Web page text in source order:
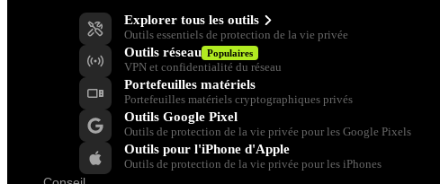
Explorer tous les outils
Outils essentiels de protection de la vie privée
Outils réseau Populaires
VPN et confidentialité du réseau
Portefeuilles matériels
Portefeuilles matériels cryptographiques privés
Outils Google Pixel
Outils de protection de la vie privée pour les Google Pixels
Outils pour l'iPhone d'Apple
Outils de protection de la vie privée pour les iPhones